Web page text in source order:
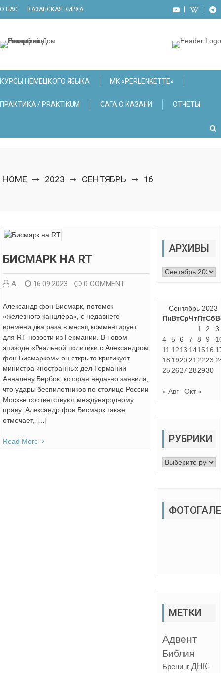
О НАС КАЗАНСКАЯ КИРХА
КУРСЫ НЕМЕЦКОГО ЯЗЫКА МK «PERLENKETTE»
ПРАКТИКА / PRAKTIKUM САГА О КАЗАНИ ОТЧЕТЫ
HOME 2023 ➞ СЕНТЯБРЬ ➞ 16
БИСМАРК НА RT
А. 16.09.2023 0 COMMENT
Александр фон Бисмарк, потомок
«железного канцлера», с недавнего
времени два раза в месяц комментирует
для RT новости из Германии. В новом
эпизоде «Реальной политики с Александром
фон Бисмарком» он открыто критикует
министра иностранных дел Германии
Анналену Бербок, которая недавно заявила,
что удары беспилотников по столице России
Москве соответствуют международному
праву. Александр фон Бисмарк также
отмечает, […]
Read More
АРХИВЫ
Архивы
Сентябрь 2023
ПнВтСрЧтПтСб
1
2
3
4
5 6 7 8 9
11 1213 141516
18 1920 21 2223
25 2627 282930
« Авг Окт »
РУБРИКИ
Рубрики
МЕТКИ
Адвент
Библия
Бренинг ДНК-